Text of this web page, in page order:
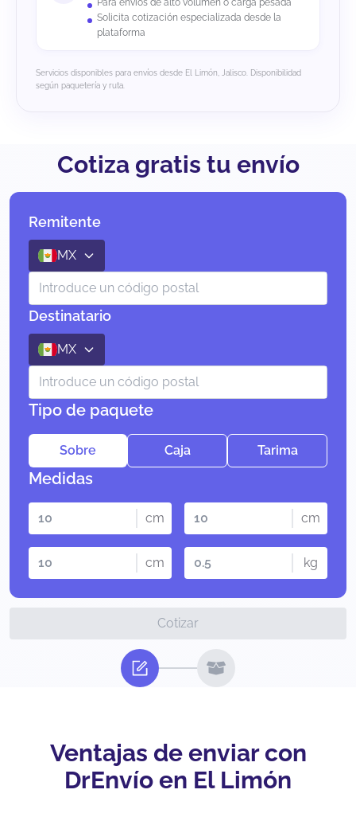
Para envíos de alto volumen o carga pesada
Solicita cotización especializada desde la
plataforma
Servicios disponibles para envíos desde El Limón, Jalisco. Disponibilidad
según paquetería y ruta.
Cotiza gratis tu envío
Remitente
MX
Destinatario
MX
Tipo de paquete
Sobre Caja Tarima
Medidas
cm cm
cm kg
Cotizar
Ventajas de enviar con
DrEnvío en El Limón